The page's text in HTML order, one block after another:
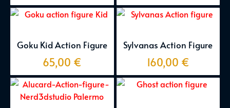
Goku Kid Action Figure
65,00 €
Sylvanas Action Figure
160,00 €